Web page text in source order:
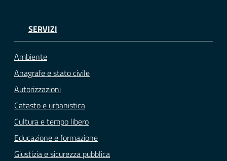
SERVIZI
Ambiente
Anagrafe e stato civile
Autorizzazioni
Catasto e urbanistica
Cultura e tempo libero
Educazione e formazione
Giustizia e sicurezza pubblica